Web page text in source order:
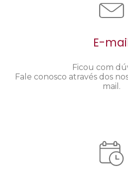
E-
Ficou com
Fale conosco através dos
mail.